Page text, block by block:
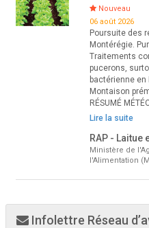
Nouveau
06 août 2026
Poursuite des
Montérégie.
Traitements
pucerons,
bactérienne
Montaison
RÉSUMÉ
Lire la suite
RAP - Laitue
Ministère de
l'Alimentation
Infolettre Réseau